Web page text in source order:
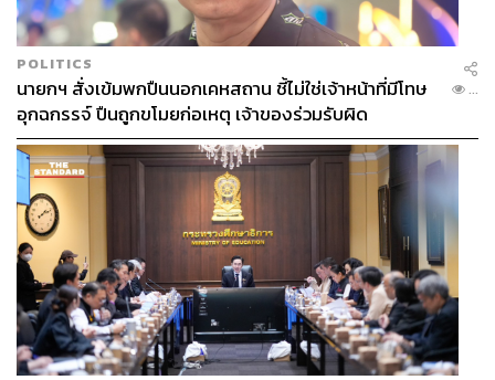
POLITICS
นายกฯ สั่งเข้มพกปืนนอกเคหสถาน ชี้ไม่ใช่เจ้าหน้าที่มีโทษ
อุกฉกรรจ์ ปืนถูกขโมยก่อเหตุ เจ้าของร่วมรับผิด
...